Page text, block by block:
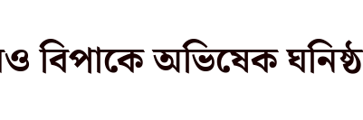
বিপাকে অভিষেক ঘনিষ্ঠ